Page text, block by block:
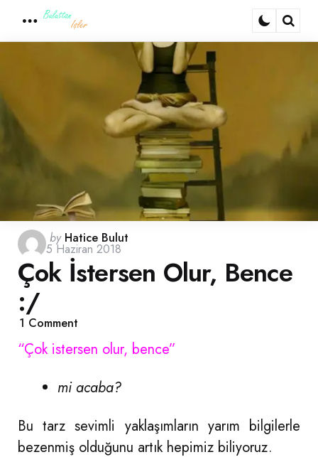
Menu
Posted
by
by Hatice Bulut
5 Haziran 2018
Çok İstersen Olur, Bence
:/
1 Comment
“Çok istersen olur, bence”
mi acaba?
Bu tarz sevimli yaklaşımların yarım bilgilerle
bezenmiş olduğunu artık hepimiz biliyoruz.